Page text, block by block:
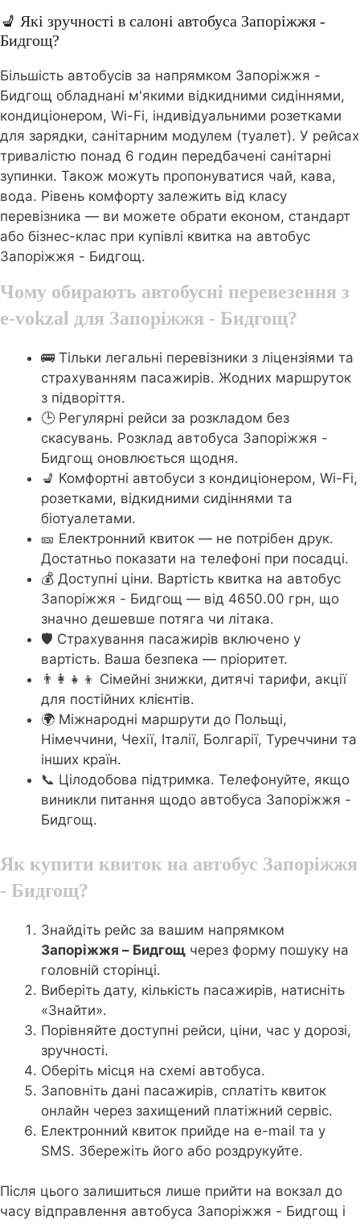
💺 Які зручності в салоні автобуса Запоріжжя -
Бидгощ?
Більшість автобусів за напрямком Запоріжжя -
Бидгощ обладнані м'якими відкидними сидіннями,
кондиціонером, Wi-Fi, індивідуальними розетками
для зарядки, санітарним модулем (туалет). У рейсах
тривалістю понад 6 годин передбачені санітарні
зупинки. Також можуть пропонуватися чай, кава,
вода. Рівень комфорту залежить від класу
перевізника — ви можете обрати економ, стандарт
або бізнес-клас при купівлі квитка на автобус
Запоріжжя - Бидгощ.
Чому обирають автобусні перевезення з
e-vokzal для Запоріжжя - Бидгощ?
🚌 Тільки легальні перевізники з ліцензіями та
страхуванням пасажирів. Жодних маршруток
з підворіття.
🕒 Регулярні рейси за розкладом без
скасувань. Розклад автобуса Запоріжжя -
Бидгощ оновлюється щодня.
💺 Комфортні автобуси з кондиціонером, Wi-Fi,
розетками, відкидними сидіннями та
біотуалетами.
🎫 Електронний квиток — не потрібен друк.
Достатньо показати на телефоні при посадці.
💰 Доступні ціни. Вартість квитка на автобус
Запоріжжя - Бидгощ — від 4650.00 грн, що
значно дешевше потяга чи літака.
🛡️ Страхування пасажирів включено у
вартість. Ваша безпека — пріоритет.
👨‍👩‍👧‍👦 Сімейні знижки, дитячі тарифи, акції
для постійних клієнтів.
🌍 Міжнародні маршрути до Польщі,
Німеччини, Чехії, Італії, Болгарії, Туреччини та
інших країн.
📞 Цілодобова підтримка. Телефонуйте, якщо
виникли питання щодо автобуса Запоріжжя -
Бидгощ.
Як купити квиток на автобус Запоріжжя
- Бидгощ?
Знайдіть рейс за вашим напрямком
Запоріжжя – Бидгощ через форму пошуку на
головній сторінці.
Виберіть дату, кількість пасажирів, натисніть
«Знайти».
Порівняйте доступні рейси, ціни, час у дорозі,
зручності.
Оберіть місця на схемі автобуса.
Заповніть дані пасажирів, сплатіть квиток
онлайн через захищений платіжний сервіс.
Електронний квиток прийде на e-mail та у
SMS. Збережіть його або роздрукуйте.
Після цього залишиться лише прийти на вокзал до
часу відправлення автобуса Запоріжжя - Бидгощ і